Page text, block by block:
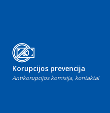
Korupcijos prevencija
Antikorupcijos komisija, kontaktai